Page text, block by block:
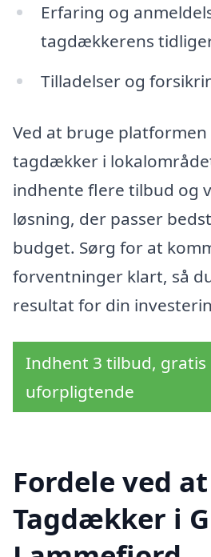
Erfaring og
tagdækkerens
Tilladelser og
Ved at bruge
tagdækker i
indhente flere tilbud og
løsning, der passer
budget. Sørg for at
forventninger klart, så
resultat for din
Indhent 3 tilbud, gratis
uforpligtende
Fordele ved
Tagdækker i